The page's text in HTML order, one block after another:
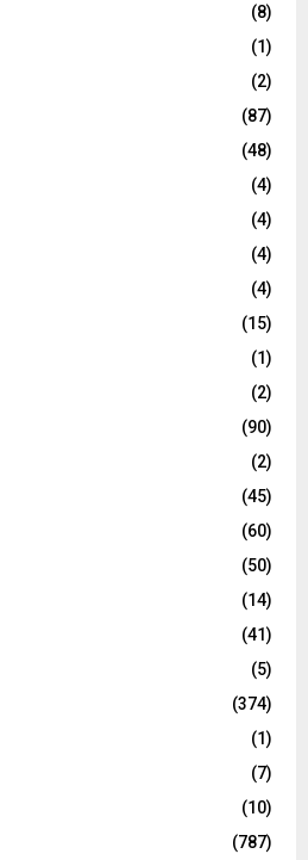
(8)
(1)
(2)
(87)
(48)
(4)
(4)
(4)
(4)
(15)
(1)
(2)
(90)
(2)
(45)
(60)
(50)
(14)
(41)
(5)
(374)
(1)
(7)
(10)
(787)